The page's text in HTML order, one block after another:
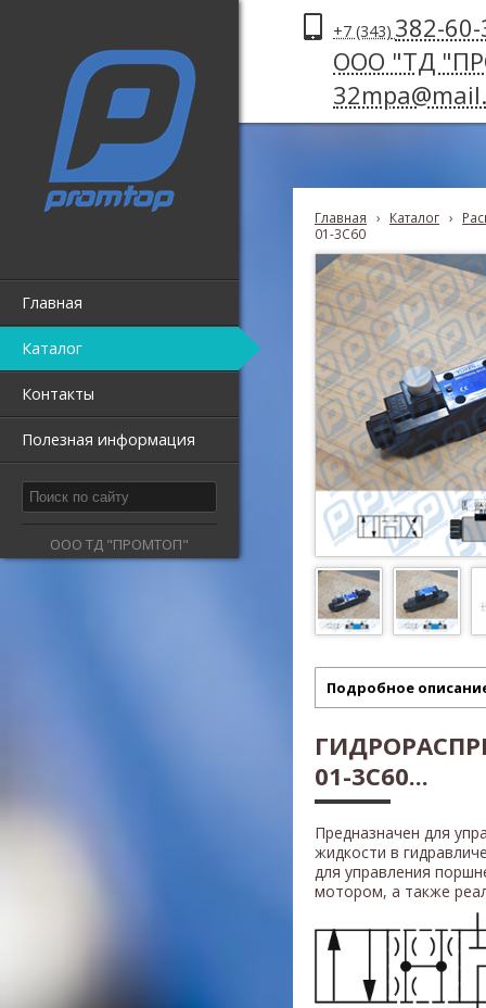
Главная
Каталог
Контакты
Полезная информация
ООО ТД "ПРОМТОП"
+7 (343) 382-
ООО "ТД
Главная › Каталог ›
01-3C60
Подробное
01-3C60...
Предназначен для
жидкости в
для управления
мотором, а также